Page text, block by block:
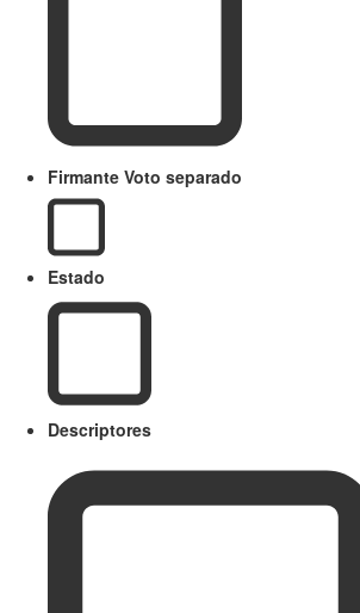
Firmante Voto separado
Estado
Descriptores